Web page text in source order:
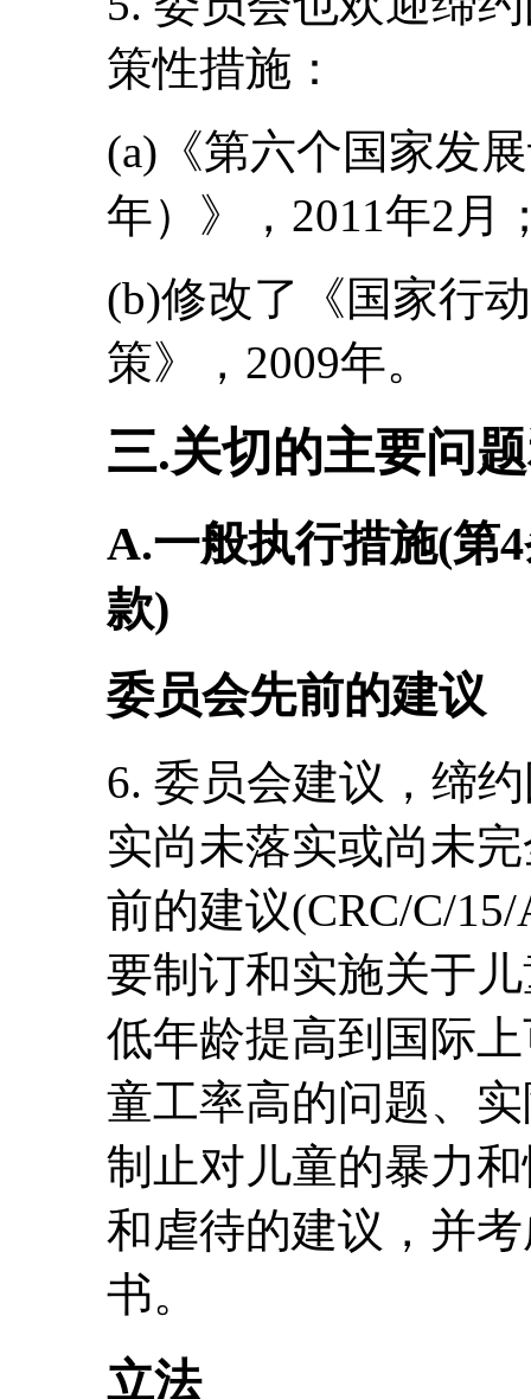
策性措施：
(a)《第六个国家发
年）》，2011年2月
(b)修改了《国家行
策》，2009年。
三.关切的主要问
A.一般执行措施(第
款)
委员会先前的建议
6. 委员会建议，缔
实尚未落实或尚未
前的建议(CRC/C/
要制订和实施关于
低年龄提高到国际
童工率高的问题、
制止对儿童的暴力
和虐待的建议，并
书。
立法